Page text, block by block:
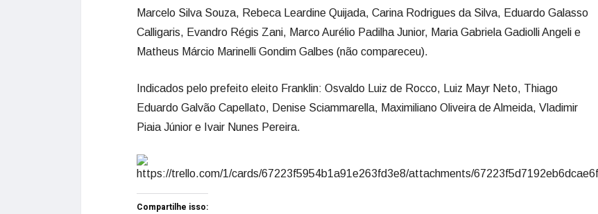
Marcelo Silva Souza, Rebeca Leardine Quijada, Carina Rodrigues da Silva, Eduardo Galasso
Calligaris, Evandro Régis Zani, Marco Aurélio Padilha Junior, Maria Gabriela Gadiolli Angeli e
Matheus Márcio Marinelli Gondim Galbes (não compareceu).
Indicados pelo prefeito eleito Franklin: Osvaldo Luiz de Rocco, Luiz Mayr Neto, Thiago
Eduardo Galvão Capellato, Denise Sciammarella, Maximiliano Oliveira de Almeida, Vladimir
Piaia Júnior e Ivair Nunes Pereira.
Compartilhe isso: